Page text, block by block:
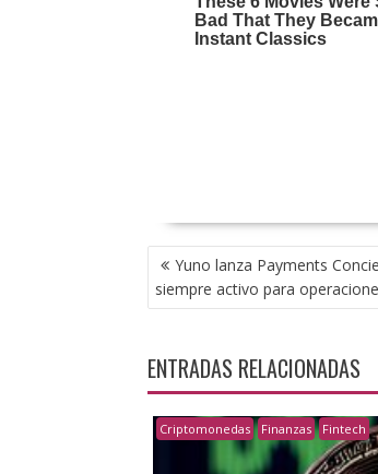
NAVEGACIÓN
DE
ENTRADAS
Yuno lanza Payments
siempre activo para
ENTRADAS RELACIONADAS
Criptomonedas Finanzas Fintech